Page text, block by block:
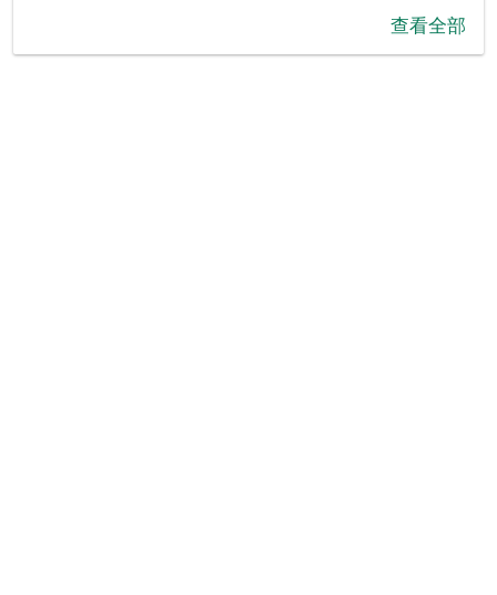
查看全部